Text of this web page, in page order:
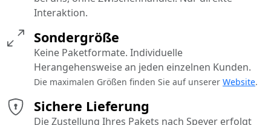
Sichere Lieferung
Die Zustellung Ihres Pakets nach Speyer erfolgt
Interaktion.
Sondergröße
Keine Paketformate. Individuelle
Herangehensweise an jeden einzelnen Kunden.
Die maximalen Größen finden Sie auf unserer Website.